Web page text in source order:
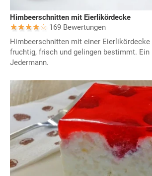
Himbeerschnitten mit Eierlikördecke
169 Bewertungen
Himbeerschnitten mit einer
fruchtig, frisch und gelingen bestimmt. Ein
Jedermann.